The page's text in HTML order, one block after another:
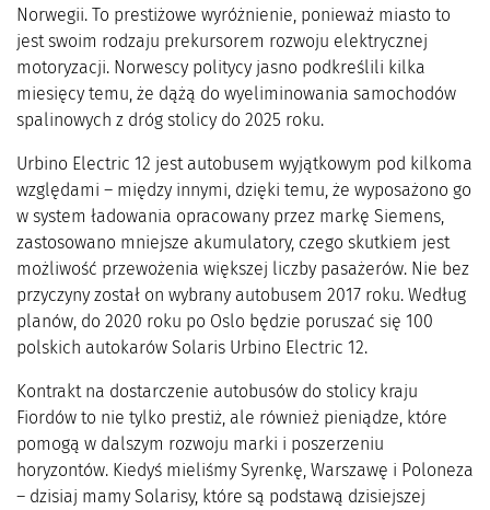
Norwegii. To prestiżowe wyróżnienie, ponieważ miasto to
jest swoim rodzaju prekursorem rozwoju elektrycznej
motoryzacji. Norwescy politycy jasno podkreślili kilka
miesięcy temu, że dążą do wyeliminowania samochodów
spalinowych z dróg stolicy do 2025 roku.
Urbino Electric 12 jest autobusem wyjątkowym pod kilkoma
względami – między innymi, dzięki temu, że wyposażono go
w system ładowania opracowany przez markę Siemens,
zastosowano mniejsze akumulatory, czego skutkiem jest
możliwość przewożenia większej liczby pasażerów. Nie bez
przyczyny został on wybrany autobusem 2017 roku. Według
planów, do 2020 roku po Oslo będzie poruszać się 100
polskich autokarów Solaris Urbino Electric 12.
Kontrakt na dostarczenie autobusów do stolicy kraju
Fiordów to nie tylko prestiż, ale również pieniądze, które
pomogą w dalszym rozwoju marki i poszerzeniu
horyzontów. Kiedyś mieliśmy Syrenkę, Warszawę i Poloneza
– dzisiaj mamy Solarisy, które są podstawą dzisiejszej